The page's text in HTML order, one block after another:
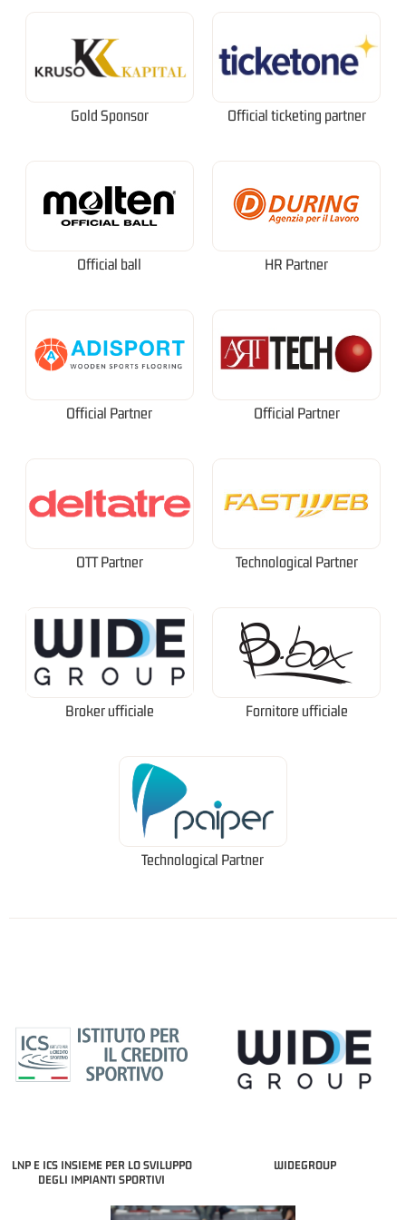
Gold Sponsor Official ticketing partner
Official ball HR Partner
Official Partner Official Partner
OTT Partner Technological Partner
Broker ufficiale Fornitore ufficiale
Technological Partner
LNP E ICS INSIEME PER LO SVILUPPO
DEGLI IMPIANTI SPORTIVI
WIDEGROUP